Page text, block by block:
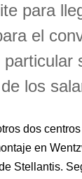
para
el
los
dos
en
Stellantis.